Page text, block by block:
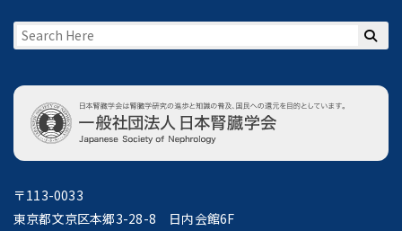
〒113-0033
東京都文京区本郷3-28-8 日内会館6F